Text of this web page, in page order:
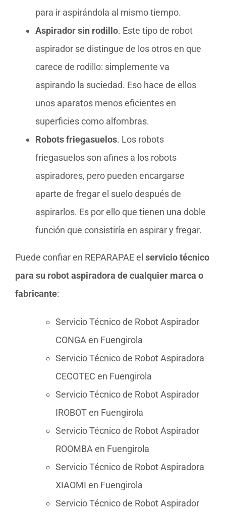
para ir aspirándola al mismo tiempo.
Aspirador sin rodillo. Este tipo de robot
aspirador se distingue de los otros en que
carece de rodillo: simplemente va
aspirando la suciedad. Eso hace de ellos
unos aparatos menos eficientes en
superficies como alfombras.
Robots friegasuelos. Los robots
friegasuelos son afines a los robots
aspiradores, pero pueden encargarse
aparte de fregar el suelo después de
aspirarlos. Es por ello que tienen una doble
función que consistiría en aspirar y fregar.
Puede confiar en REPARAPAE el servicio técnico
para su robot aspiradora de cualquier marca o
fabricante:
Servicio Técnico de Robot Aspirador
CONGA en Fuengirola
Servicio Técnico de Robot Aspiradora
CECOTEC en Fuengirola
Servicio Técnico de Robot Aspirador
IROBOT en Fuengirola
Servicio Técnico de Robot Aspirador
ROOMBA en Fuengirola
Servicio Técnico de Robot Aspiradora
XIAOMI en Fuengirola
Servicio Técnico de Robot Aspirador